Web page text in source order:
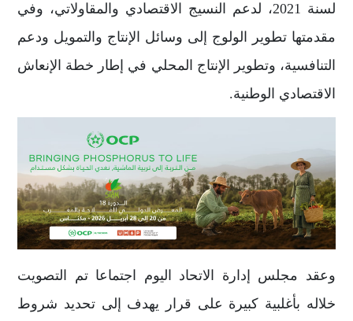
لسنة 2021،
لدعم النسيج الاقتصادي والمقاولاتي، وفي
مقدمتها تطوير الولوج إلى وسائل الإنتاج والتمويل ودعم
التنافسية، وتطوير الإنتاج المحلي في إطار خطة الإنعاش
الاقتصادي الوطنية.
وعقد مجلس إدارة الاتحاد اليوم اجتماعا تم التصويت
خلاله بأغلبية كبيرة على قرار يهدف إلى تحديد شروط